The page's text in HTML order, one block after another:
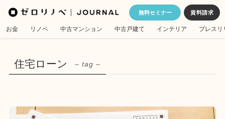
無料セミナー
お金 リノベ 中古マンション 中古戸建て インテリア プレスリ
住宅ローン – tag –